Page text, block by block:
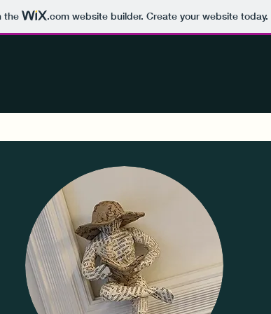
the .comwebsite builder. Create your website today.